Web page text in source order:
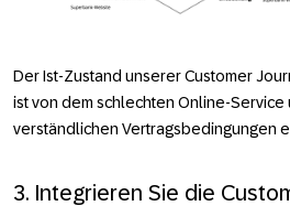
Der Ist-Zustand unserer Customer
ist von dem schlechten Online-Service
verständlichen Vertragsbedingungen
3. Integrieren Sie die